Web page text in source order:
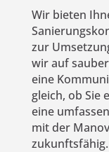
Wir bieten
zur
wir auf
eine
gleich, ob Sie
eine
mit der
zukunftsfähig.